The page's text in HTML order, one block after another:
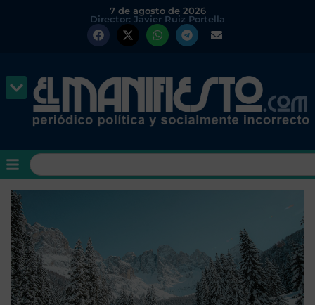
7 de agosto de 2026
Director: Javier Ruiz Portella